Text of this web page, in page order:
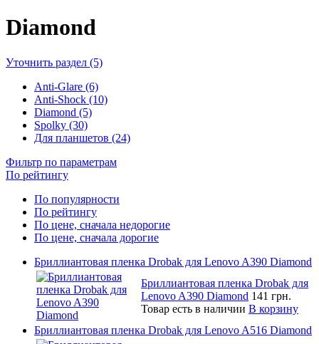
Diamond
Уточнить раздел (5)
Anti-Glare (6)
Anti-Shock (10)
Diamond (5)
Spolky (30)
Для планшетов (24)
Фильтр по параметрам
По рейтингу
По популярности
По рейтингу
По цене, сначала недорогие
По цене, сначала дорогие
Бриллиантовая пленка Drobak для Lenovo A390 Diamond
Бриллиантовая пленка Drobak для
Lenovo A390 Diamond 141 грн.
Товар есть в наличии В корзину
Бриллиантовая пленка Drobak для Lenovo A516 Diamond